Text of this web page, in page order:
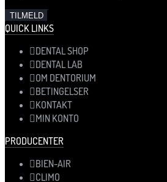
QUICK LINKS
DENTAL SHOP
DENTAL LAB
OM DENTORIUM
BETINGELSER
KONTAKT
MIN KONTO
PRODUCENTER
BIEN-AIR
CLIMO